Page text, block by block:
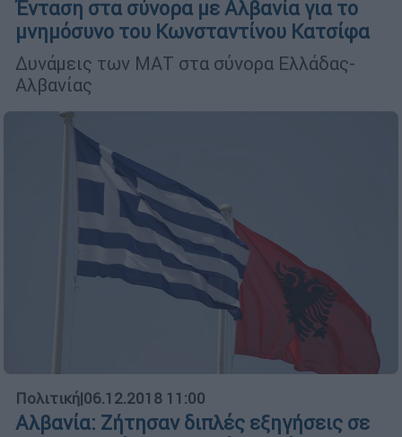
Ένταση στα σύνορα με Αλβανία για το
μνημόσυνο του Κωνσταντίνου Κατσίφα
Δυνάμεις των ΜΑΤ στα σύνορα Ελλάδας-
Αλβανίας
Πολιτική|06.12.2018 11:00
Αλβανία: Ζήτησαν διπλές εξηγήσεις σε